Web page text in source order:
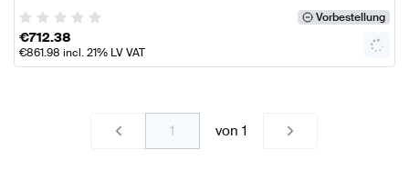
Vorbestellung
€712.38
€861.98 incl. 21% LV VAT
von1